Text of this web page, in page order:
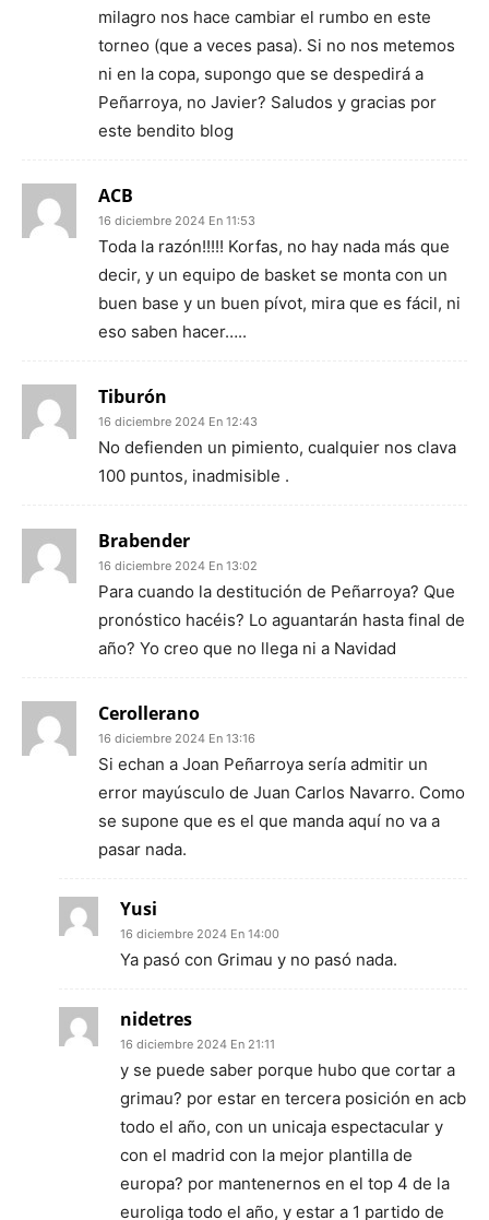
milagro nos hace cambiar el rumbo en este
torneo (que a veces pasa). Si no nos metemos
ni en la copa, supongo que se despedirá a
Peñarroya, no Javier? Saludos y gracias por
este bendito blog
ACB
16 diciembre 2024 En 11:53
Toda la razón!!!!! Korfas, no hay nada más que
decir, y un equipo de basket se monta con un
buen base y un buen pívot, mira que es fácil, ni
eso saben hacer…..
Tiburón
16 diciembre 2024 En 12:43
No defienden un pimiento, cualquier nos clava
100 puntos, inadmisible .
Brabender
16 diciembre 2024 En 13:02
Para cuando la destitución de Peñarroya? Que
pronóstico hacéis? Lo aguantarán hasta final de
año? Yo creo que no llega ni a Navidad
Cerollerano
16 diciembre 2024 En 13:16
Si echan a Joan Peñarroya sería admitir un
error mayúsculo de Juan Carlos Navarro. Como
se supone que es el que manda aquí no va a
pasar nada.
Yusi
16 diciembre 2024 En 14:00
Ya pasó con Grimau y no pasó nada.
nidetres
16 diciembre 2024 En 21:11
y se puede saber porque hubo que cortar a
grimau? por estar en tercera posición en acb
todo el año, con un unicaja espectacular y
con el madrid con la mejor plantilla de
europa? por mantenernos en el top 4 de la
euroliga todo el año, y estar a 1 partido de